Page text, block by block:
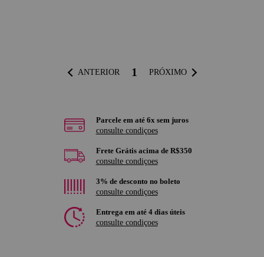
ANTERIOR 1 PRÓXIMO
Parcele em até 6x sem juros
consulte condiçoes
Frete Grátis acima de R$350
consulte condiçoes
3% de desconto no boleto
consulte condiçoes
Entrega em até 4 dias úteis
consulte condiçoes